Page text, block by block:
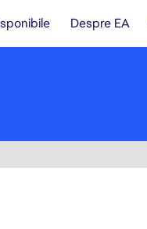
Despre EA